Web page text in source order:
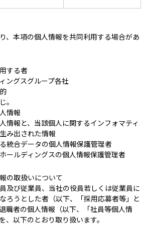
、本項の個人情報を共同利用する場合があ
する者
ングスグループ各社
。
情報
情報と、当該個人に関するインフォマティ
み出された情報
統合データの個人情報保護管理者
ールディングスの個人情報保護管理者
の取扱いについて
及び従業員、当社の役員若しくは従業員に
ろうとした者（以下、「採用応募者等」と
職者の個人情報（以下、「社員等個人情
、以下のとおり取り扱います。